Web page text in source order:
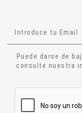
Ocultismo
Narrativa
Relatos
Aforismos
Puede darse de
consulte nuestra